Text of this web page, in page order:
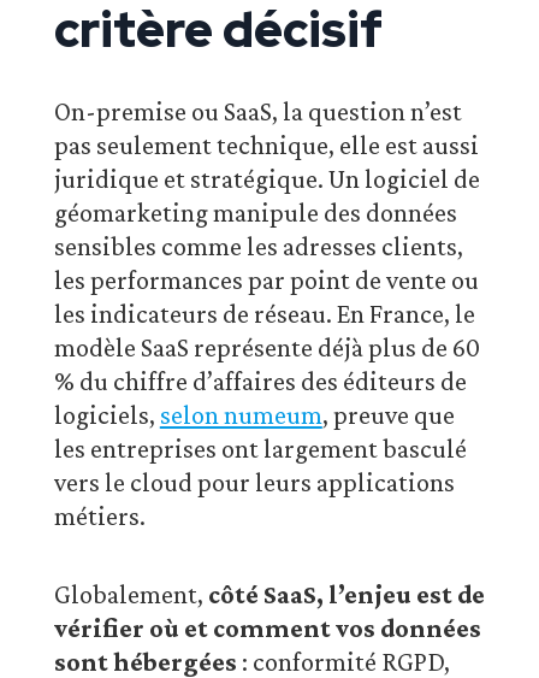
critère décisif
On-premise ou SaaS, la question n’est
pas seulement technique, elle est aussi
juridique et stratégique. Un logiciel de
géomarketing manipule des données
sensibles comme les adresses clients,
les performances par point de vente ou
les indicateurs de réseau. En France, le
modèle SaaS représente déjà plus de 60
% du chiffre d’affaires des éditeurs de
logiciels, selon numeum, preuve que
les entreprises ont largement basculé
vers le cloud pour leurs applications
métiers.
Globalement, côté SaaS, l’enjeu est de
vérifier où et comment vos données
sont hébergées : conformité RGPD,